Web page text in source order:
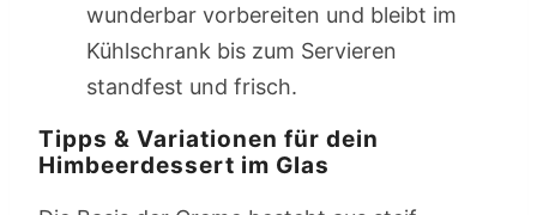
wunderbar vorbereiten und bleibt im
Kühlschrank bis zum Servieren
standfest und frisch.
Tipps & Variationen für dein
Himbeerdessert im Glas